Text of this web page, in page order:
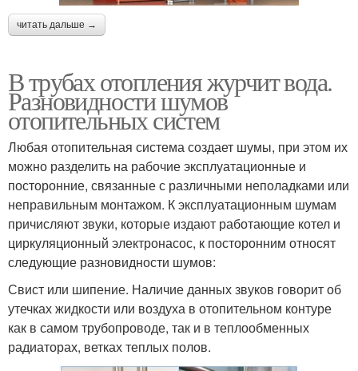
читать дальше →
В трубах отопления журчит вода.
Разновидности шумов
отопительных систем
Любая отопительная система создает шумы, при этом их
можно разделить на рабочие эксплуатационные и
посторонние, связанные с различными неполадками или
неправильным монтажом. К эксплуатационным шумам
причисляют звуки, которые издают работающие котел и
циркуляционный электронасос, к посторонним относят
следующие разновидности шумов:
Свист или шипение. Наличие данных звуков говорит об
утечках жидкости или воздуха в отопительном контуре
как в самом трубопроводе, так и в теплообменных
радиаторах, ветках теплых полов.